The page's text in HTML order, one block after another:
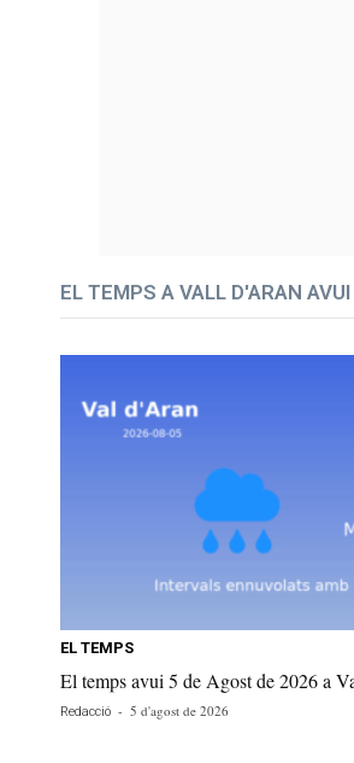
EL TEMPS A VALL D'ARAN AVUI
EL TEMPS
El temps avui 5 de Agost de 2026 a
Redacció - 5 d'agost de 2026